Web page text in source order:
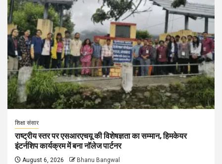
शिक्षा संसार
राष्ट्रीय स्तर पर एसआरएचयू की विशेषज्ञता का सम्मान, हिमकेयर
इंटर्नशिप कार्यक्रम में बना नॉलेज पार्टनर
August 6, 2026 Bhanu Bangwal